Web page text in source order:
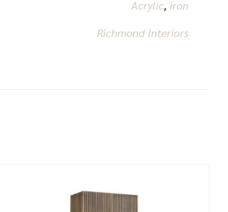
Acrylic, iron
Richmond Interiors